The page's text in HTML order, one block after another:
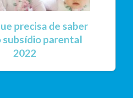
precisa de saber
subsídio parental
2022